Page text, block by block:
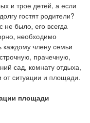
и трое детей, а если
гостят родители?
не было, его всегда
необходимо
члену семьи
прачечную,
сад, комнату отдыха,
от ситуации и площади.
площади